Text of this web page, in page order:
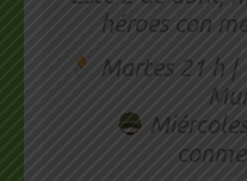
héroes con
Martes 21 h |